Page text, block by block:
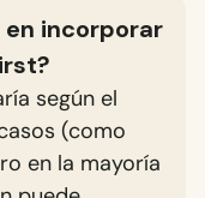
incorporar
según el
(como
en la mayoría